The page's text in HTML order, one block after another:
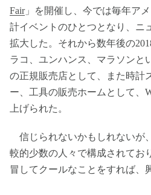
Fair」を開催し、今では毎年ア
計イベントのひとつとなり、ニ
拡大した。それから数年後の
ラコ、ユンハンス、マラソンと
の正規販売店として、また時計
ー、工具の販売ホームとして、
上げられた。
信じられないかもしれないが
較的少数の人々で構成されてお
冒してクールなことをすれば、